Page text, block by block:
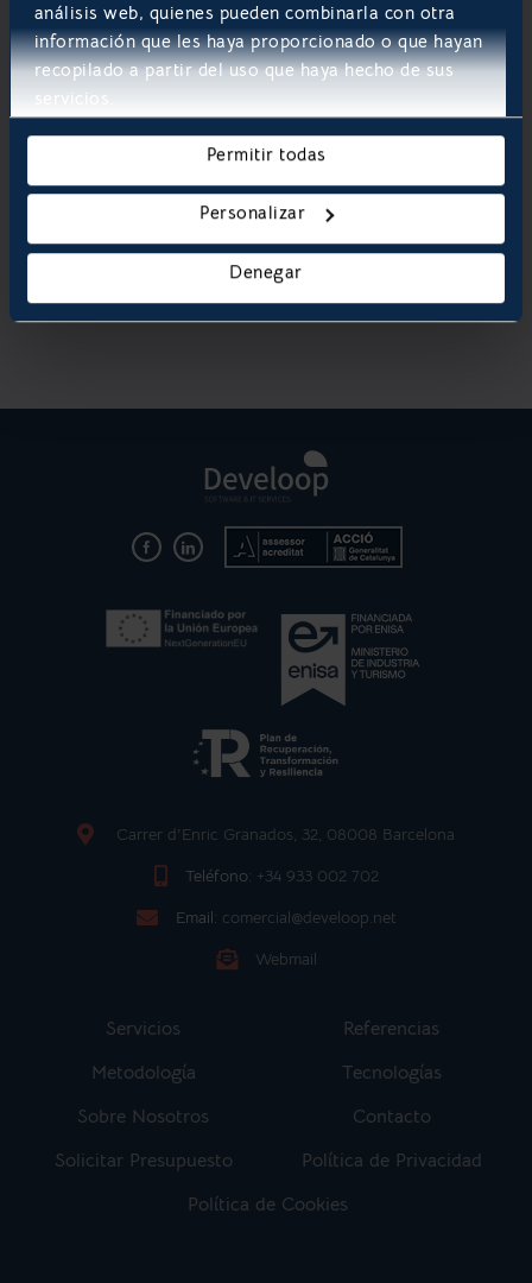
análisis web, quienes pueden combinarla con otra
información que les haya proporcionado o que hayan
recopilado a partir del uso que haya hecho de sus
servicios.
Permitir todas
Personalizar
Denegar
Acepto lostérminos y condicionesde uso.
Carrer d'Enric Granados, 32, 08008 Barcelona
Teléfono: +34 933 002 702
Email: comercial@develoop.net
Webmail
Servicios
Referencias
Metodología
Tecnologías
Sobre Nosotros
Contacto
Solicitar Presupuesto
Política de Privacidad
Política de Cookies